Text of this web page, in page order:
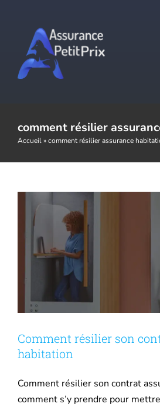
contenu
Accueil
Assurance auto
Assurance habitation
Mutuelle santé
Assurance Décennale
Blog
comment résilier
Accueil»comment résilier assurance
Comment résilier son
habitation
Actualités
Comment résilier son
habitation
Comment résilier son contrat
comment s’y prendre pour